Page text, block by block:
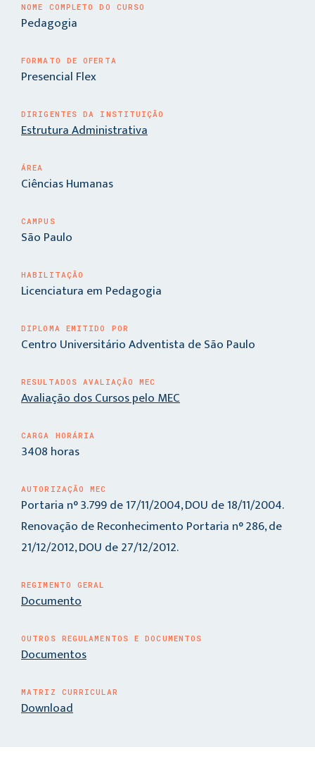
NOME COMPLETO DO CURSO
Pedagogia
FORMATO DE OFERTA
Presencial Flex
DIRIGENTES DA INSTITUIÇÃO
Estrutura Administrativa
ÁREA
Ciências Humanas
CAMPUS
São Paulo
HABILITAÇÃO
Licenciatura em Pedagogia
DIPLOMA EMITIDO POR
Centro Universitário Adventista de São Paulo
RESULTADOS AVALIAÇÃO MEC
Avaliação dos Cursos pelo MEC
CARGA HORÁRIA
3408 horas
AUTORIZAÇÃO MEC
Portaria n° 3.799 de 17/11/2004, DOU de 18/11/2004.
Renovação de Reconhecimento Portaria n° 286, de
21/12/2012, DOU de 27/12/2012.
REGIMENTO GERAL
Documento
OUTROS REGULAMENTOS E DOCUMENTOS
Documentos
MATRIZ CURRICULAR
Download